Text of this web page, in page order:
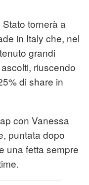
tornerà a
in Italy che, nel
grandi
riuscendo
di share in
con Vanessa
puntata dopo
una fetta sempre